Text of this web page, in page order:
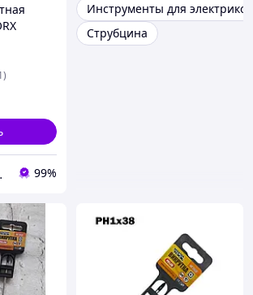
99%
Инструменты для электриков
Струбцина